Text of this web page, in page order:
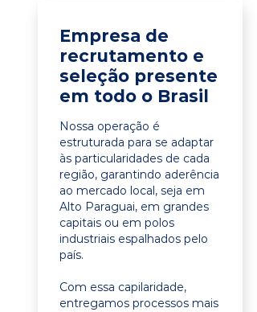
Empresa de
recrutamento e
seleção presente
em todo o Brasil
Nossa operação é
estruturada para se adaptar
às particularidades de cada
região, garantindo aderência
ao mercado local, seja em
Alto Paraguai, em grandes
capitais ou em polos
industriais espalhados pelo
país.
Com essa capilaridade,
entregamos processos mais